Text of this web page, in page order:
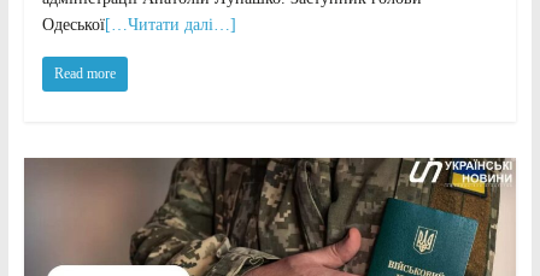
Одеської[…Читати далі…]
Read more